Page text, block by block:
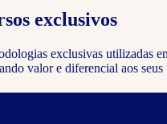
exclusivos
exclusivas utilizadas
valor e diferencial aos seus